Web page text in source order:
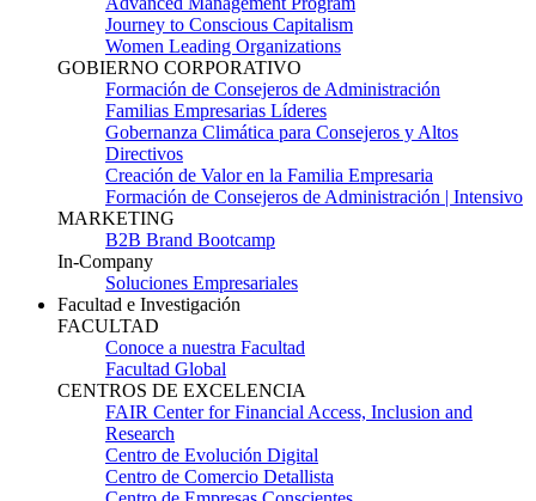
Journey to Conscious Capitalism
Women Leading Organizations
GOBIERNO CORPORATIVO
Formación de Consejeros de Administración
Familias Empresarias Líderes
Gobernanza Climática para Consejeros y Altos
Directivos
Creación de Valor en la Familia Empresaria
Formación de Consejeros de Administración | Intensivo
MARKETING
B2B Brand Bootcamp
In-Company
Soluciones Empresariales
Facultad e Investigación
FACULTAD
Conoce a nuestra Facultad
Facultad Global
CENTROS DE EXCELENCIA
FAIR Center for Financial Access, Inclusion and
Research
Centro de Evolución Digital
Centro de Comercio Detallista